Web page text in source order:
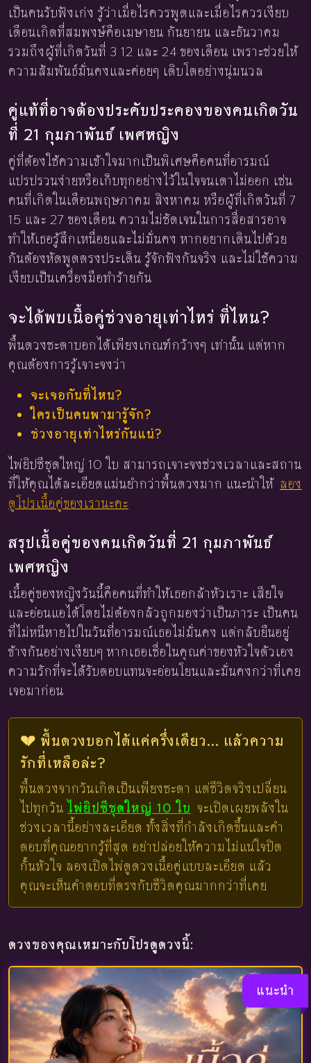
เป็นคนรับฟังเก่ง รู้ว่าเมื่อไรควรพูดและเมื่อไรควรเงียบ
เดือนเกิดที่สมพงษ์คือเมษายน กันยายน และธันวาคม
รวมถึงผู้ที่เกิดวันที่ 3 12 และ 24 ของเดือน เพราะช่วยให้
ความสัมพันธ์มั่นคงและค่อยๆ เติบโตอย่างนุ่มนวล
คู่แท้ที่อาจต้องประคับประคองของคนเกิดวัน
ที่ 21 กุมภาพันธ์ เพศหญิง
คู่ที่ต้องใช้ความเข้าใจมากเป็นพิเศษคือคนที่อารมณ์
แปรปรวนง่ายหรือเก็บทุกอย่างไว้ในใจจนเดาไม่ออก เช่น
คนที่เกิดในเดือนพฤษภาคม สิงหาคม หรือผู้ที่เกิดวันที่ 7
15 และ 27 ของเดือน ความไม่ชัดเจนในการสื่อสารอาจ
ทำให้เธอรู้สึกเหนื่อยและไม่มั่นคง หากอยากเดินไปด้วย
กันต้องหัดพูดตรงประเด็น รู้จักฟังกันจริง และไม่ใช้ความ
เงียบเป็นเครื่องมือทำร้ายกัน
จะได้พบเนื้อคู่ช่วงอายุเท่าไหร่ ที่ไหน?
พื้นดวงชะตาบอกได้เพียงเกณฑ์กว้างๆ เท่านั้น แต่หาก
คุณต้องการรู้เจาะจงว่า
จะเจอกันที่ไหน?
ใครเป็นคนพามารู้จัก?
ช่วงอายุเท่าไหร่กันแน่?
ไพ่ยิปซีชุดใหญ่ 10 ใบ สามารถเจาะจงช่วงเวลาและสถาน
ที่ให้คุณได้ละเอียดแม่นยำกว่าพื้นดวงมาก แนะนำให้ ลอง
ดูโปรเนื้อคู่ของเรานะคะ
สรุปเนื้อคู่ของคนเกิดวันที่ 21 กุมภาพันธ์
เพศหญิง
เนื้อคู่ของหญิงวันนี้คือคนที่ทำให้เธอกล้าหัวเราะ เสียใจ
และอ่อนแอได้โดยไม่ต้องกลัวถูกมองว่าเป็นภาระ เป็นคน
ที่ไม่หนีหายไปในวันที่อารมณ์เธอไม่มั่นคง แต่กลับยืนอยู่
ข้างกันอย่างเงียบๆ หากเธอเชื่อในคุณค่าของหัวใจตัวเอง
ความรักที่จะได้รับตอบแทนจะอ่อนโยนและมั่นคงกว่าที่เคย
เจอมาก่อน
💔 พื้นดวงบอกได้แค่ครึ่งเดียว... แล้วความ
รักที่เหลือล่ะ?
พื้นดวงจากวันเกิดเป็นเพียงชะตา แต่ชีวิตจริงเปลี่ยน
ไปทุกวัน ไพ่ยิปซีชุดใหญ่ 10 ใบ จะเปิดเผยพลังใน
ช่วงเวลานี้อย่างละเอียด ทั้งสิ่งที่กำลังเกิดขึ้นและคำ
ตอบที่คุณอยากรู้ที่สุด อย่าปล่อยให้ความไม่แน่ใจปิด
กั้นหัวใจ ลองเปิดไพ่ดูดวงเนื้อคู่แบบละเอียด แล้ว
คุณจะเห็นคำตอบที่ตรงกับชีวิตคุณมากกว่าที่เคย
ดวงของคุณเหมาะกับโปรดูดวงนี้:
แนะนำ